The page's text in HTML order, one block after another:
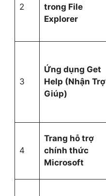
2
trong File
Explorer
3
Ứng dụng Get
Help (Nhận Trợ
Giúp)
4
Trang hỗ trợ
chính thức
Microsoft